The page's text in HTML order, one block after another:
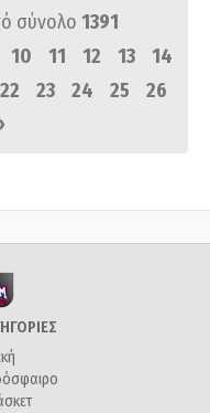
σύνολο 1391
10 11 12 13
14
22 23 24 25
26
›